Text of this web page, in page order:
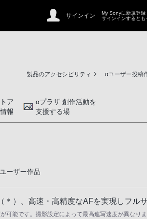
サインイン
My Sonyに新規登録
サインインするとも
製品のアクセシビリティ αユーザー投稿
ア
報
αプラザ 創作活動を
支援する場
ユーザー作品
）、高速・高精度なAFを実現しフル
可能です。撮影設定によって最高連写速度が異なり